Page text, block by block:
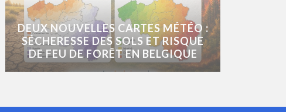
DEUX NOUVELLES CARTES MÉTÉO :
SÉCHERESSE DES SOLS ET RISQUE
DE FEU DE FORÊT EN BELGIQUE